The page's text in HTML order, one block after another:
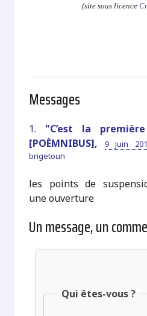
(site sous licence
Messages
1.
"C’est la
[POÈMNIBUS],
9 juin
brigetoun
les points de
une ouverture
Un message, un
Qui êtes-vous ?